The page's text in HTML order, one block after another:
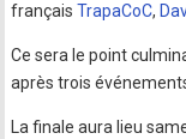
françaisTrapaCoC,
Ce sera le point
après trois
La finale aura lieu